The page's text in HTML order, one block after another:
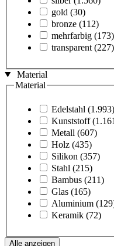
gold (30)
bronze (112)
mehrfarbig (173)
transparent (227)
Material
Material
Edelstahl (1.993)
Kunststoff
Metall (607)
Holz (435)
Silikon (357)
Stahl (215)
Bambus (211)
Glas (165)
Aluminium
Keramik (72)
Alle anzeigen